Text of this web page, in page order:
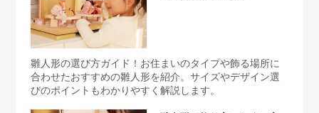
雛人形の選び方ガイド！お住まいのタイプや飾る場所に
合わせたおすすめの雛人形を紹介。サイズやデザイン選
びのポイントもわかりやすく解説します。